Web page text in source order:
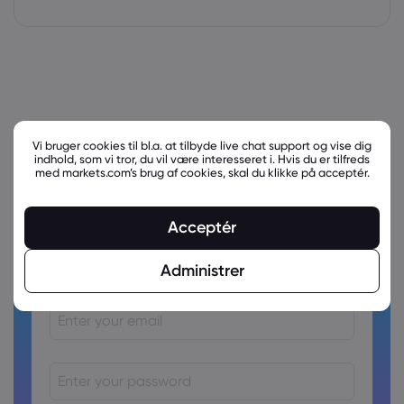
Ready to trade?
Create an account!
Vi bruger cookies til bl.a. at tilbyde live chat support og vise dig
indhold, som vi tror, du vil være interesseret i. Hvis du er tilfreds
med markets.com’s brug af cookies, skal du klikke på acceptér.
Acceptér
Administrer